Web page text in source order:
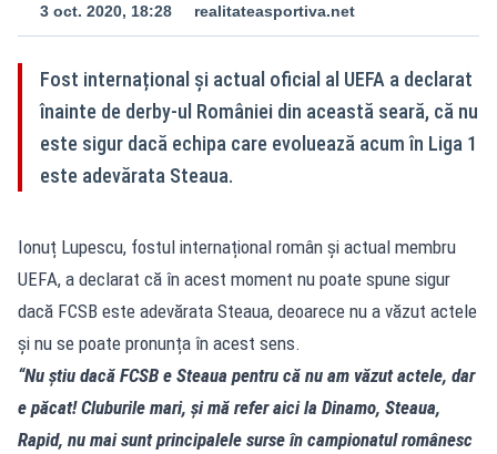
3 oct. 2020, 18:28 realitateasportiva.net
Fost internațional și actual oficial al UEFA a declarat
înainte de derby-ul României din această seară, că nu
este sigur dacă echipa care evoluează acum în Liga 1
este adevărata Steaua.
Ionuț Lupescu, fostul internațional român și actual membru
UEFA, a declarat că în acest moment nu poate spune sigur
dacă FCSB este adevărata Steaua, deoarece nu a văzut actele
și nu se poate pronunța în acest sens.
“Nu știu dacă FCSB e Steaua pentru că nu am văzut actele, dar
e păcat!Cluburile mari, și mă refer aici la Dinamo, Steaua,
Rapid, nu mai sunt principalele surse în campionatul românesc